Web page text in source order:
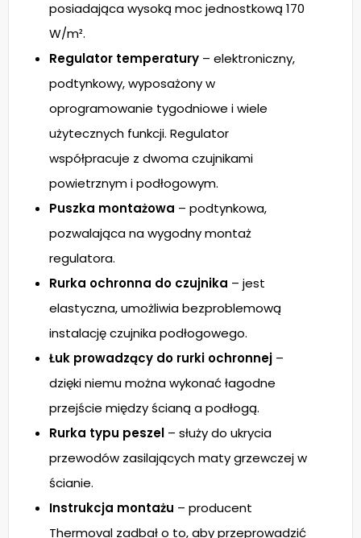
posiadająca wysoką moc jednostkową 170
W/m².
Regulator temperatury – elektroniczny,
podtynkowy, wyposażony w
oprogramowanie tygodniowe i wiele
użytecznych funkcji. Regulator
współpracuje z dwoma czujnikami
powietrznym i podłogowym.
Puszka montażowa – podtynkowa,
pozwalająca na wygodny montaż
regulatora.
Rurka ochronna do czujnika – jest
elastyczna, umożliwia bezproblemową
instalację czujnika podłogowego.
Łuk prowadzący do rurki ochronnej –
dzięki niemu można wykonać łagodne
przejście między ścianą a podłogą.
Rurka typu peszel – służy do ukrycia
przewodów zasilających maty grzewczej w
ścianie.
Instrukcja montażu – producent
Thermoval zadbał o to, aby przeprowadzić